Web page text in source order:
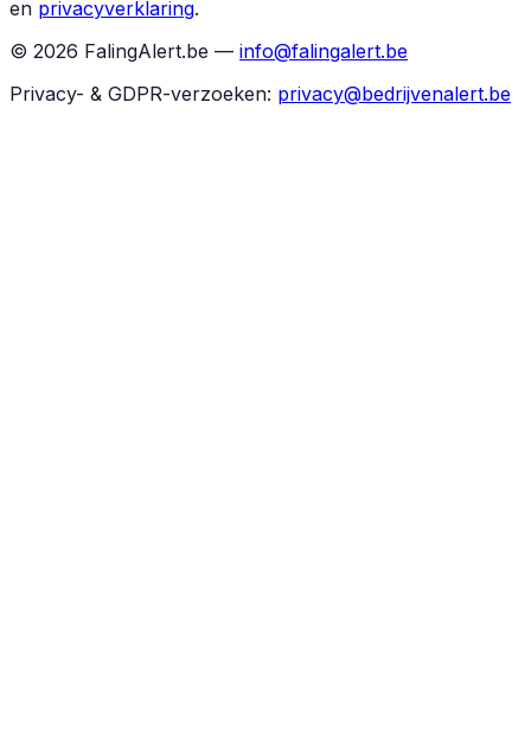
en privacyverklaring.
© 2026 FalingAlert.be — info@falingalert.be
Privacy- & GDPR-verzoeken: privacy@bedrijvenalert.be